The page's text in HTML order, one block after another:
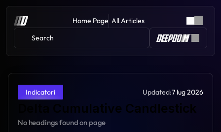
Home Page All Articles
Search
Indicatori Updated:7 lug 2026
Delta Cumulative Candlestick
No headings found on page